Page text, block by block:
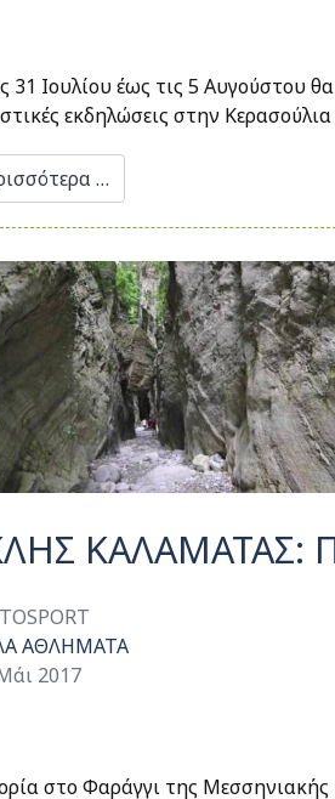
31 Ιουλίου έως τις 5 Αυγούστου
εκδηλώσεις στην
…
ΚΑΛΑΜΑΤΑΣ:
ΑΘΛΗΜΑΤΑ
2017
στο Φαράγγι της